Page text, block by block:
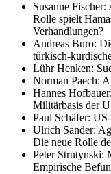
Susanne
Rolle spielt
Verhandlungen?
Andreas Buro:
türkisch-
Lühr Henken:
Norman Paech:
Hannes
Militärbasis der
Paul Schäfer:
Ulrich Sander:
Die neue Rolle
Peter Strutynski:
Empirische